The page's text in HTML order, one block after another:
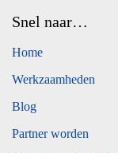
Snel naar…
Home
Werkzaamheden
Blog
Partner worden